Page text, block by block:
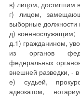
в) лицом, достигшим
г) лицом,
выборные должности
д) военнослужащим;
д.1) гражданином,
из органов
федеральных
внешней разведки, -
е) судьей,
адвокатом,